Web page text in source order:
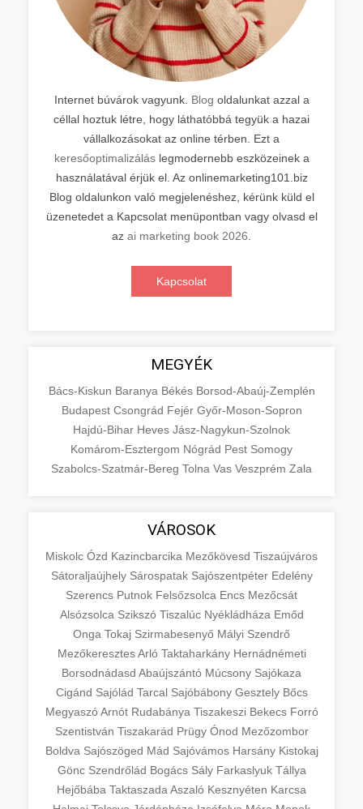
Internet búvárok vagyunk. Blog oldalunkat azzal a
céllal hoztuk létre, hogy láthatóbbá tegyük a hazai
vállalkozásokat az online térben. Ezt a
keresőoptimalizáláslegmodernebb eszközeinek a
használatával érjük el. Az onlinemarketing101.biz
Blog oldalunkon való megjelenéshez, kérünk küld el
üzenetedet a Kapcsolat menüpontban vagy olvasd el
az ai marketing book 2026
Kapcsolat
MEGYÉK
Bács-Kiskun Baranya Békés Borsod-Abaúj-Zemplén
Budapest Csongrád Fejér Győr-Moson-Sopron
Hajdú-Bihar Heves Jász-Nagykun-Szolnok
Komárom-Esztergom Nógrád Pest Somogy
Szabolcs-Szatmár-Bereg Tolna Vas Veszprém Zala
VÁROSOK
Miskolc Ózd Kazincbarcika Mezőkövesd Tiszaújváros
Sátoraljaújhely Sárospatak Sajószentpéter Edelény
Szerencs Putnok Felsőzsolca Encs Mezőcsát
Alsózsolca Szikszó Tiszalúc Nyékládháza Emőd
Onga Tokaj Szirmabesenyő Mályi Szendrő
MezőkeresztesArló Taktaharkány Hernádnémeti
Borsodnádasd Abaújszántó Múcsony Sajókaza
Cigánd Sajólád Tarcal Sajóbábony Gesztely Bőcs
MegyaszóArnót Rudabánya Tiszakeszi Bekecs Forró
Szentistván Tiszakarád Prügy Ónod Mezőzombor
Boldva Sajószöged Mád Sajóvámos Harsány Kistokaj
Gönc Szendrőlád Bogács Sály Farkaslyuk Tállya
Hejőbába Taktaszada Aszaló Kesznyéten Karcsa